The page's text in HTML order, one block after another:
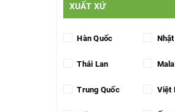
XUẤT XỨ
Hàn Quốc
Thái Lan
Trung Quốc Việt